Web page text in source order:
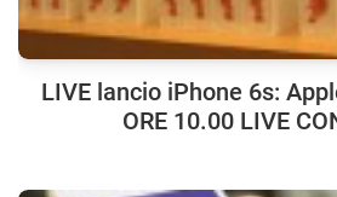
LIVE lancio iPhone 6s:
ORE 10.00 LIVE